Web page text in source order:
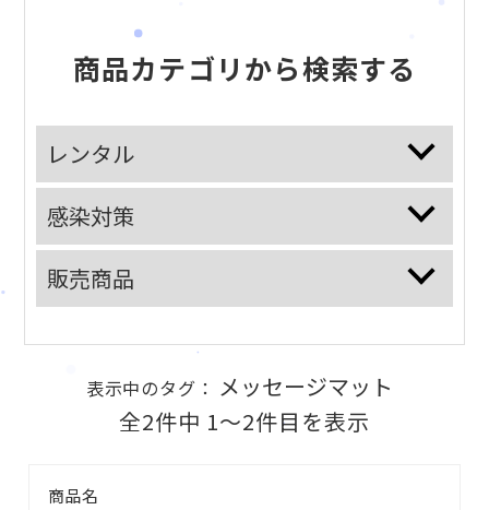
商品カテゴリから検索する
レンタル
感染対策
販売商品
表示中のタグ： メッセージマット
全2件中 1〜2件目を表示
商品名